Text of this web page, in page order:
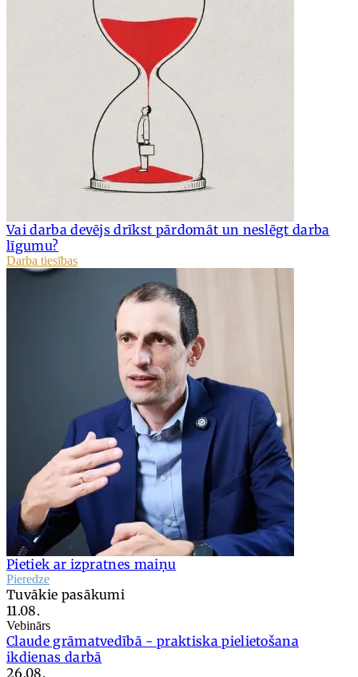
Vai darba devējs drīkst pārdomāt un neslēgt darba
līgumu?
Darba tiesības
Pietiek ar izpratnes maiņu
Pieredze
Tuvākie pasākumi
11.08.
Vebinārs
Claude grāmatvedībā - praktiska pielietošana
ikdienas darbā
26.08.